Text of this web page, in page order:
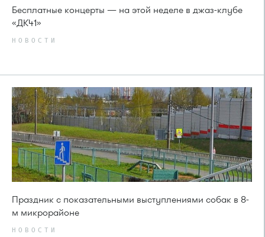
Бесплатные концерты — на этой неделе в джаз-клубе
«ДК41»
НОВОСТИ
Праздник с показательными выступлениями собак в 8-
м микрорайоне
НОВОСТИ